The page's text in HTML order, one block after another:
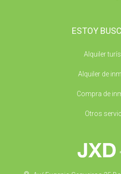
ESTOY
Alquiler
Alquiler de
Compra de
Otros